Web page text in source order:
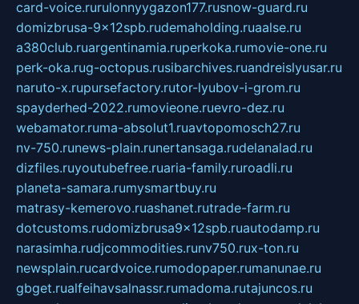
card-voice.rurulonnyygazon177.rusnow-guard.ru
domizbrusa-9x12spb.rudemaholding.ruaalse.ru
a380club.ruargentinamia.ruperkoka.rumovie-one.ru
perk-oka.rug-octopus.rusibarchives.ruandreislyusar.ru
naruto-x.rupursefactory.rutor-lyubov-i-grom.ru
spayderhed-2022.rumovieone.ruevro-dez.ru
webamator.ruma-absolut1.ruavtopomosch27.ru
nv-750.runews-plain.runertansaga.rudelanalad.ru
dizfiles.ruyoutubefree.ruaria-family.ruroadli.ru
planeta-samara.rumysmartbuy.ru
matrasy-kemerovo.ruashanet.rutrade-farm.ru
dotcustoms.rudomizbrusa9x12spb.ruautodamp.ru
narasimha.rudjcommodities.runv750.rux-ton.ru
newsplain.rucardvoice.rumodopaper.rumanunae.ru
gbget.rualfeihavsalnassr.rumadoma.rutajuncos.ru